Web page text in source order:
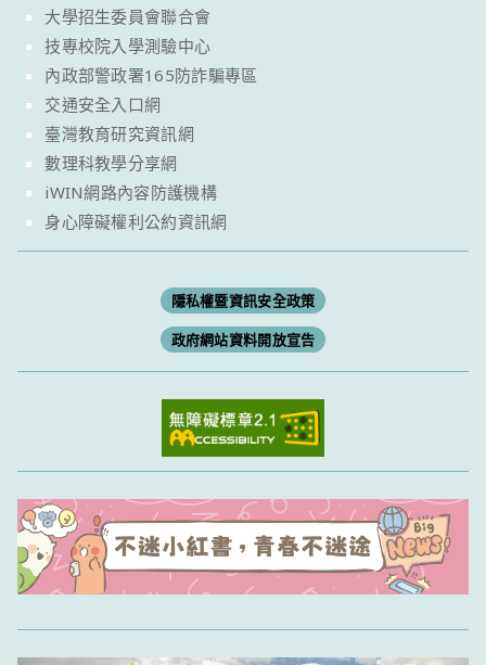
大學招生委員會聯合會
技專校院入學測驗中心
內政部警政署165防詐騙專區
交通安全入口網
臺灣教育研究資訊網
數理科教學分享網
iWIN網路內容防護機構
身心障礙權利公約資訊網
隱私權暨資訊安全政策
政府網站資料開放宣告